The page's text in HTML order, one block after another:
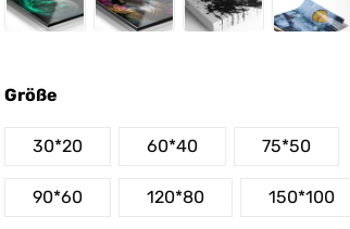
Größe
30*20 60*40 75*50
90*60 120*80 150*100